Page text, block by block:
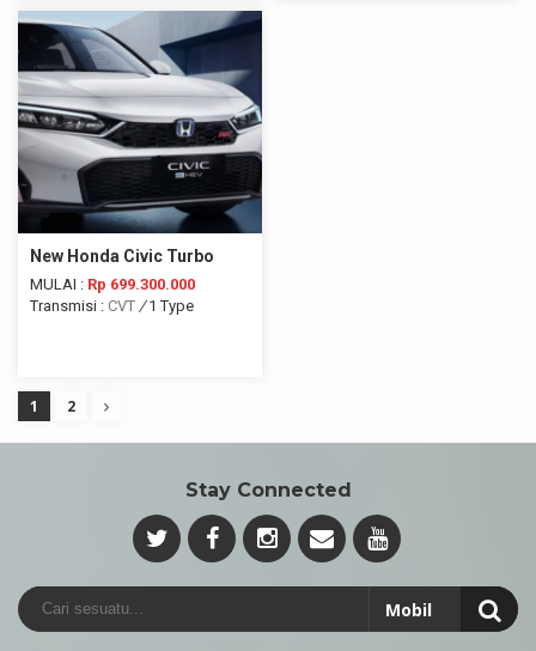
New Honda Civic Turbo
MULAI : Rp 699.300.000
Transmisi : CVT /1 Type
1 2
Stay Connected